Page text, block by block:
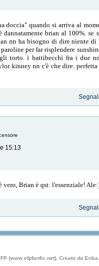
doccia" quando si arriva al
dannatamente brian al 100%. se
nn ha bisogno di dire niente di
per far risplendere
torto. i battibecchi fra i due
kinney nn c'è che dire. perfetta
15:13
vero, Brian è qst: l'essenziale!
(www.efpfanfic.net). Creato da Erika.